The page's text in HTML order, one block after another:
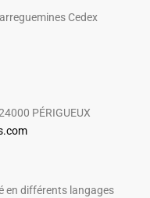
Cedex
PÉRIGUEUX
en différents langages